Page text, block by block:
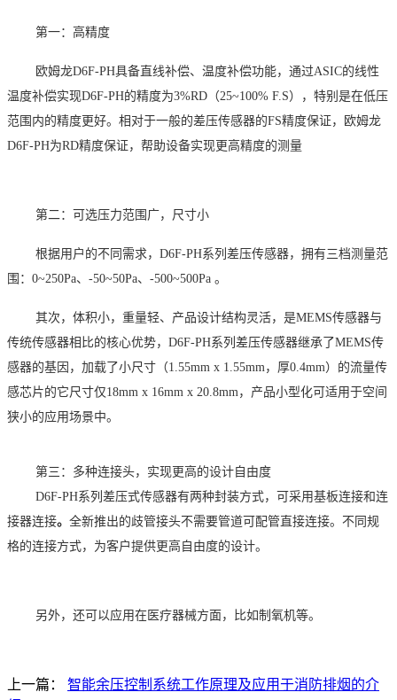
第一： 高精度
欧姆龙D6F-PH具备直线补偿、温度补偿功能，通过ASIC的线性
温度补偿实现D6F-PH的精度为3%RD（25~100% F.S），特别是在低压
范围内的精度更好。相对于一般的差压传感器的FS精度保证，欧姆龙
D6F-PH为RD精度保证，帮助设备实现更高精度的测量
第二：可选压力范围广，尺寸小
根据用户的不同需求， D6F-PH系列差压传感器， 拥有三档测量范
围： 0~250Pa、-50~50Pa、-500~500Pa 。
其次，体积小，重量轻、产品设计结构灵活，是MEMS传感器与
传统传感器相比的核心优势，D6F-PH系列差压传感器继承了MEMS传
感器的基因，加载了小尺寸（1.55mm x 1.55mm，厚0.4mm）的流量传
感芯片的它尺寸仅18mm x 16mm x 20.8mm，产品小型化可适用于空间
狭小的应用场景中。
第三：多种连接头，实现更高的设计自由度
D6F-PH系列差压式传感器有两种封装方式，可采用基板连接和连
接器连接。 全新推出的歧管接头不需要管道可配管直接连接。不同规
格的连接方式，为客户提供更高自由度的设计。
另外，还可以应用在医疗器械方面，比如制氧机等。
上一篇：
智能余压控制系统工作原理及应用于消防排烟的介